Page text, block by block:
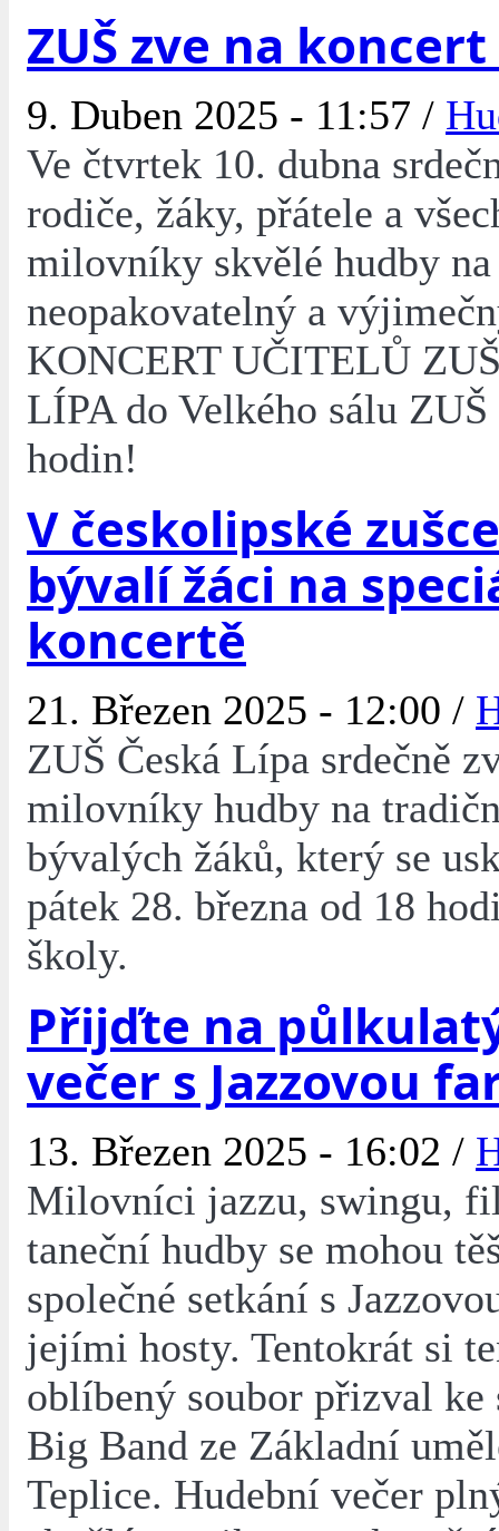
ZUŠ zve na
9. Duben 2025 - 11:57 /
Ve čtvrtek 10. dubna
rodiče, žáky, přátele a
milovníky skvělé hudby na
neopakovatelný a
KONCERT UČITELŮ
LÍPA do Velkého sálu ZUŠ
hodin!
V českolipské
bývalí žáci na
koncertě
21. Březen 2025 - 12:00 /
ZUŠ Česká Lípa srdečně
milovníky hudby na
bývalých žáků, který se
pátek 28. března od 18
školy.
Přijďte na
večer s Jazzovou
13. Březen 2025 - 16:02 /
Milovníci jazzu, swingu,
taneční hudby se mohou
společné setkání s
jejími hosty. Tentokrát si
oblíbený soubor přizval ke
Big Band ze Základní
Teplice. Hudební večer